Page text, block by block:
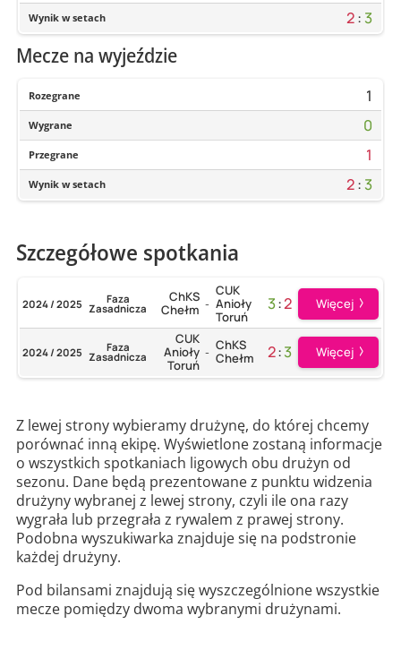
Wynik w setach 2: 3
Mecze na wyjeździe
Rozegrane 1
Wygrane 0
Przegrane 1
Wynik w setach 2: 3
Szczegółowe spotkania
2024 / 2025 Faza
Zasadnicza
ChKS
Chełm -
CUK
Anioły
Toruń
3:2 Więcej
2024 / 2025 Faza
Zasadnicza
CUK
Anioły
Toruń
- ChKS
Chełm
2:3 Więcej
Z lewej strony wybieramy drużynę, do której chcemy
porównać inną ekipę. Wyświetlone zostaną informacje
o wszystkich spotkaniach ligowych obu drużyn od
sezonu. Dane będą prezentowane z punktu widzenia
drużyny wybranej z lewej strony, czyli ile ona razy
wygrała lub przegrała z rywalem z prawej strony.
Podobna wyszukiwarka znajduje się na podstronie
każdej drużyny.
Pod bilansami znajdują się wyszczególnione wszystkie
mecze pomiędzy dwoma wybranymi drużynami.